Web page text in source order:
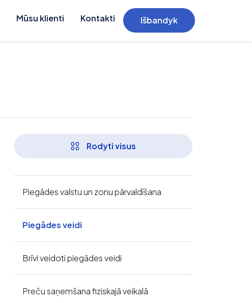
Mūsu klienti Kontakti Išbandyk
Rodyti visus
Piegādes valstu un zonu pārvaldīšana
Piegādes veidi
Brīvi veidoti piegādes veidi
Preču saņemšana fiziskajā veikalā